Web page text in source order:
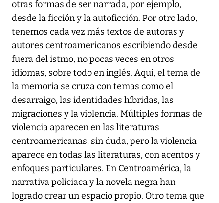
otras formas de ser narrada, por ejemplo,
desde la ficción y la autoficción. Por otro lado,
tenemos cada vez más textos de autoras y
autores centroamericanos escribiendo desde
fuera del istmo, no pocas veces en otros
idiomas, sobre todo en inglés. Aquí, el tema de
la memoria se cruza con temas como el
desarraigo, las identidades híbridas, las
migraciones y la violencia. Múltiples formas de
violencia aparecen en las literaturas
centroamericanas, sin duda, pero la violencia
aparece en todas las literaturas, con acentos y
enfoques particulares. En Centroamérica, la
narrativa policiaca y la novela negra han
logrado crear un espacio propio. Otro tema que